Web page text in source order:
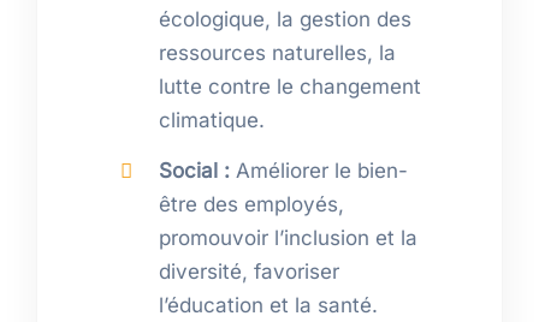
écologique, la gestion des
ressources naturelles, la
lutte contre le changement
climatique.
Social :Améliorer le bien-
être des employés,
promouvoir l’inclusion et la
diversité, favoriser
l’éducation et la santé.